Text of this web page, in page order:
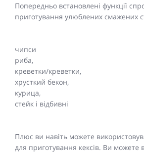
Попередньо встановлені функції
приготування улюблених смажених
чипси
риба,
креветки/креветки,
хрусткий бекон,
курица,
стейк і відбивні
Плюс ви навіть можете
для приготування кексів. Ви можете